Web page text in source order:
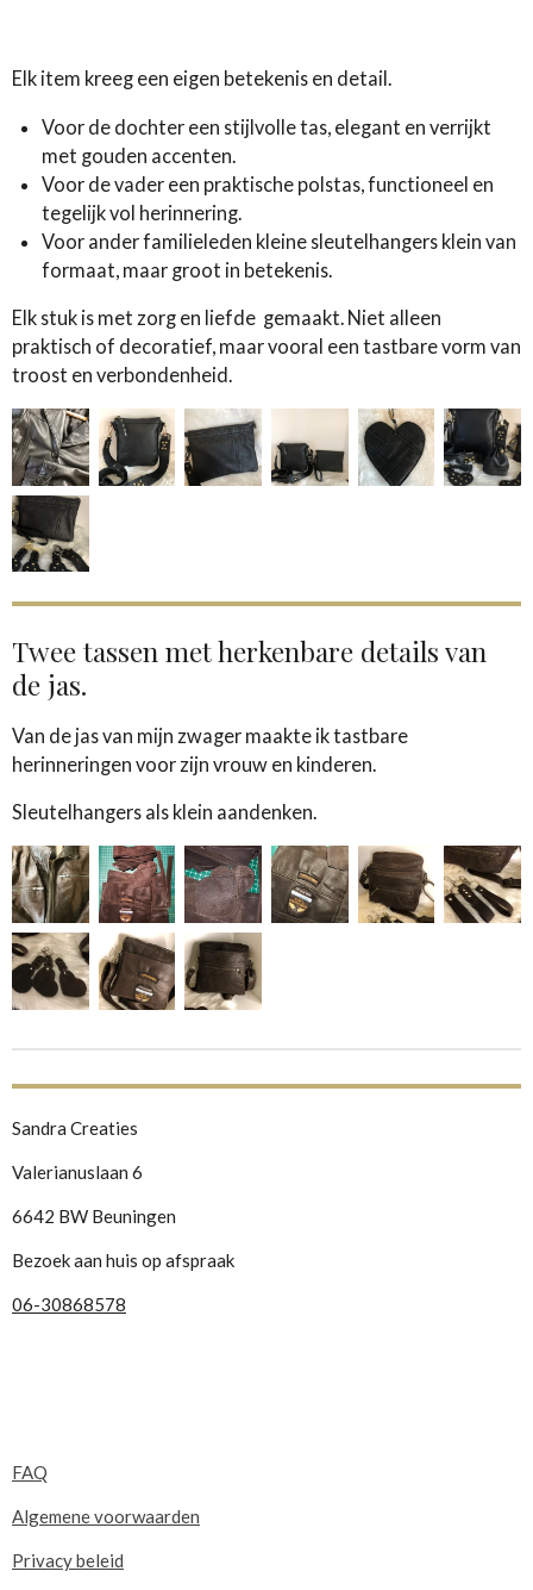
Elk item kreeg een eigen betekenis en detail.
Voor de dochter een stijlvolle tas, elegant en verrijkt
met gouden accenten.
Voor de vader een praktische polstas, functioneel en
tegelijk vol herinnering.
Voor ander familieleden kleine sleutelhangers klein van
formaat, maar groot in betekenis.
Elk stuk is met zorg en liefde gemaakt. Niet alleen
praktisch of decoratief, maar vooral een tastbare vorm van
troost en verbondenheid.
Twee tassen met herkenbare details van
de jas.
Van de jas van mijn zwager maakte ik tastbare
herinneringen voor zijn vrouw en kinderen.
Sleutelhangers als klein aandenken.
Sandra Creaties
Valerianuslaan 6
6642 BW Beuningen
Bezoek aan huis op afspraak
06-30868578
FAQ
Algemene voorwaarden
Privacy beleid